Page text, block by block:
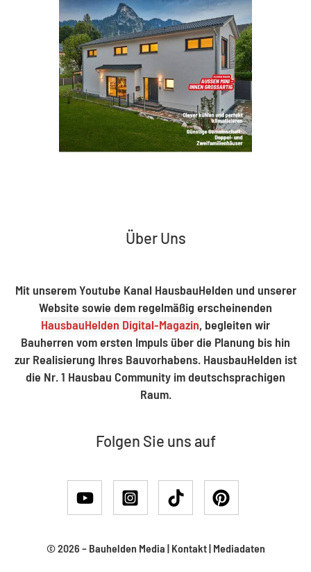
Über Uns
Mit unserem Youtube Kanal HausbauHelden und unserer
Website sowie dem regelmäßig erscheinenden
HausbauHelden Digital-Magazin, begleiten wir
Bauherren vom ersten Impuls über die Planung bis hin
zur Realisierung Ihres Bauvorhabens. HausbauHelden ist
die Nr. 1 Hausbau Community im deutschsprachigen
Raum.
Folgen Sie uns auf
© 2026 – Bauhelden Media | Kontakt| Mediadaten